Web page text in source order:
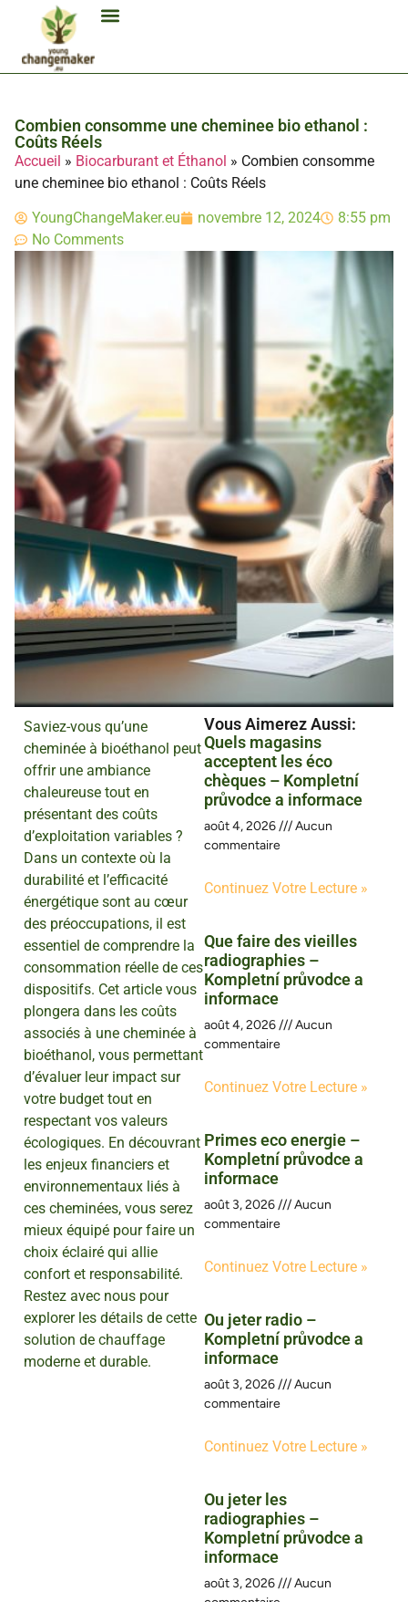
Combien consomme une cheminee bio ethanol :
Coûts Réels
Accueil » Biocarburant et Éthanol » Combien consomme
une cheminee bio ethanol : Coûts Réels
YoungChangeMaker.eu novembre 12, 2024
8:55 pm
No Comments
Saviez-vous qu’une
cheminée à bioéthanol peut
offrir une ambiance
chaleureuse tout en
présentant des coûts
d’exploitation variables ?
Dans un contexte où la
durabilité et l’efficacité
énergétique sont au cœur
des préoccupations, il est
essentiel de comprendre la
consommation réelle de ces
dispositifs. Cet article vous
plongera dans les coûts
associés à une cheminée à
bioéthanol, vous permettant
d’évaluer leur impact sur
votre budget tout en
respectant vos valeurs
écologiques. En découvrant
les enjeux financiers et
environnementaux liés à
ces cheminées, vous serez
mieux équipé pour faire un
choix éclairé qui allie
confort et responsabilité.
Restez avec nous pour
explorer les détails de cette
solution de chauffage
moderne et durable.
Vous Aimerez Aussi :
Quels magasins
acceptent les éco
chèques – Kompletní
průvodce a informace
août 4, 2026
Aucun
commentaire
Continuez Votre Lecture »
Que faire des vieilles
radiographies –
Kompletní průvodce a
informace
août 4, 2026
Aucun
commentaire
Continuez Votre Lecture »
Primes eco energie –
Kompletní průvodce a
informace
août 3, 2026
Aucun
commentaire
Continuez Votre Lecture »
Ou jeter radio –
Kompletní průvodce a
informace
août 3, 2026
Aucun
commentaire
Continuez Votre Lecture »
Ou jeter les
radiographies –
Kompletní průvodce a
informace
août 3, 2026
Aucun